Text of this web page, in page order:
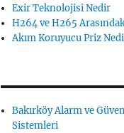
Exir Teknolojisi Nedir
H264 ve H265
Akım Koruyucu Priz
Bakırköy Alarm ve
Sistemleri